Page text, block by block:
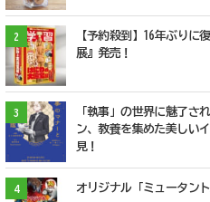
2
【予約殺到】16年ぶりに
展』発売！
3
「執事」の世界に魅了さ
ン、教養を集めた美しい
見！
4 オリジナル「ミュータン